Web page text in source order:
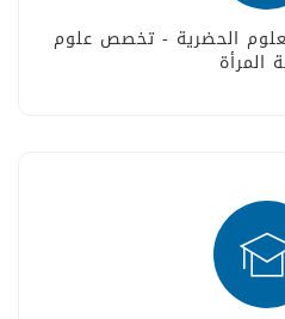
الحضرية - تخصص علوم
المرأة